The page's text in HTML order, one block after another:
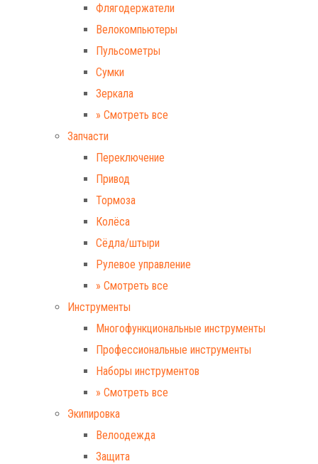
Флягодержатели
Велокомпьютеры
Пульсометры
Сумки
Зеркала
» Смотреть все
Запчасти
Переключение
Привод
Тормоза
Колёса
Сёдла/штыри
Рулевое управление
» Смотреть все
Инструменты
Многофункциональные инструменты
Профессиональные инструменты
Наборы инструментов
» Смотреть все
Экипировка
Велоодежда
Защита